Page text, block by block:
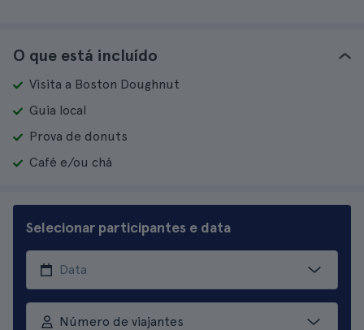
O que está incluído
Visita a Boston Doughnut
Guia local
Prova de donuts
Café e/ou chá
Selecionar participantes e data
Número de viajantes